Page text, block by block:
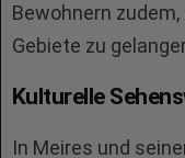
Bewohnern
Gebiete zu
Kulturelle
In Meires und